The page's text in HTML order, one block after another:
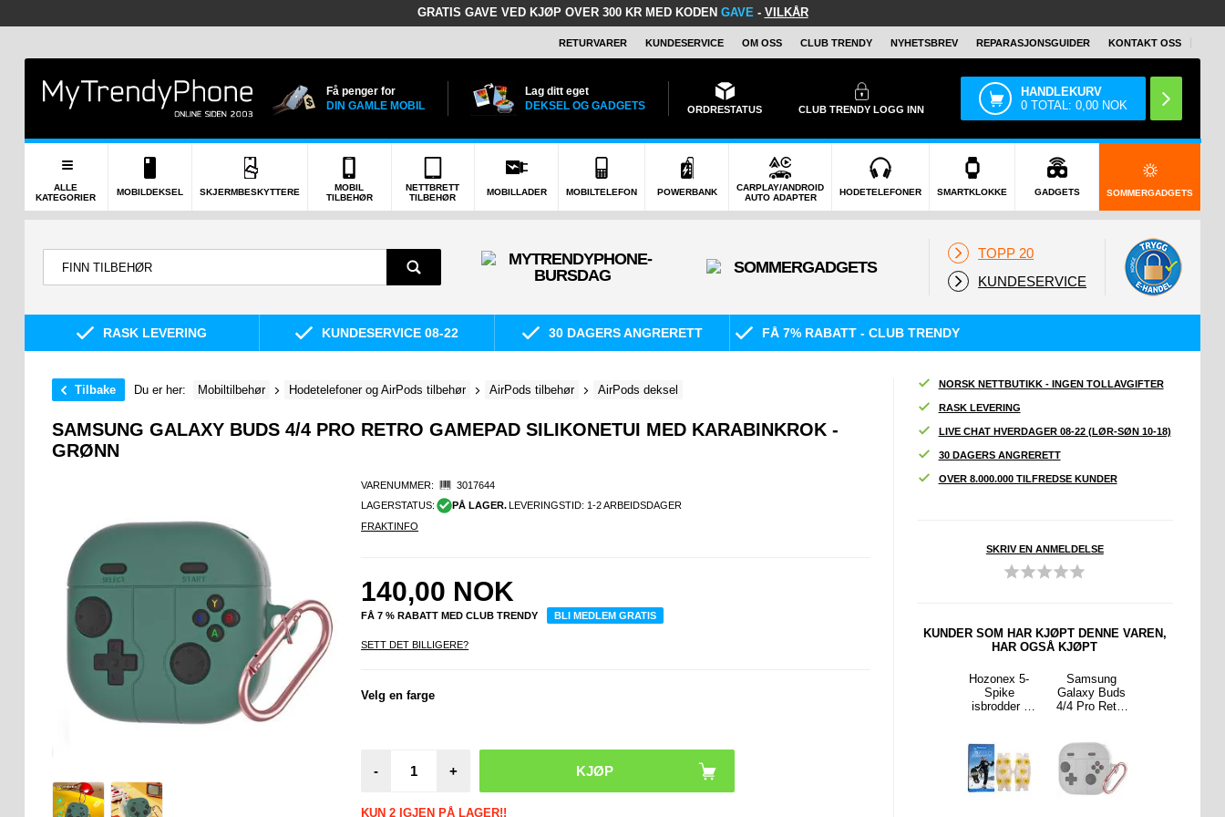
GRATIS GAVE VED KJØP OVER 300 KR MED KODEN GAVE- VILKÅR
RETURVARER KUNDESERVICE OM OSS CLUB TRENDY NYHETSBREV REPARASJONSGUIDER KONTAKT OSS
Få penger for
DIN GAMLE MOBIL
Lag ditt eget
DEKSEL OG GADGETS
ORDRESTATUS CLUB TRENDYLOGG INN
HANDLEKURV
0 TOTAL:0,00 NOK
ALLE
KATEGORIER
MOBILDEKSEL SKJERMBESKYTTERE
MOBIL
TILBEHØR
NETTBRETT
TILBEHØR
MOBILLADER MOBILTELEFON POWERBANK
CARPLAY/ANDROID
AUTO ADAPTER
HODETELEFONER SMARTKLOKKE GADGETS SOMMERGADGETS
TOPP 20
KUNDESERVICE
RASK LEVERING KUNDESERVICE 08-22 30 DAGERS ANGRERETT FÅ 7% RABATT - CLUB TRENDY
Tilbake Du er her: Mobiltilbehør Hodetelefoner og AirPods tilbehør AirPods tilbehør AirPods deksel
SAMSUNG GALAXY BUDS 4/4 PRO RETRO GAMEPAD SILIKONETUI MED KARABINKROK -
GRØNN
VARENUMMER:
3017644
LAGERSTATUS:
PÅ LAGER.
LEVERINGSTID: 1-2 ARBEIDSDAGER
FRAKTINFO
140,00 NOK
FÅ 7 % RABATT MED CLUB TRENDY BLI MEDLEM GRATIS
SETT DET BILLIGERE?
Velg en farge
- +
KUN 2 IGJEN PÅ LAGER!!
NORSK NETTBUTIKK - INGEN TOLLAVGIFTER
RASK LEVERING
LIVE CHAT HVERDAGER 08-22 (LØR-SØN 10-18)
30 DAGERS ANGRERETT
OVER 8.000.000 TILFREDSE KUNDER
SKRIV EN ANMELDELSE
KUNDER SOM HAR KJØPT DENNE VAREN,
HAR OGSÅ KJØPT
Hozonex 5-
Spike
isbrodder -
sko
Samsung
Galaxy Buds
4/4 Pro Retro
med
karabinkrok -
grå